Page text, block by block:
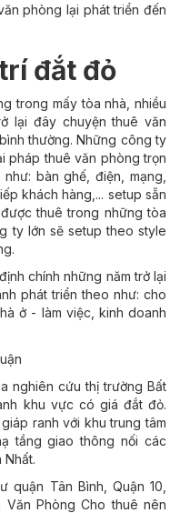
phòng lại phát triển đến
đắt đỏ
trong mấy tòa nhà, nhiều
lại đây chuyện thuê văn
thường. Những công ty
pháp thuê văn phòng trọn
bàn ghế, điện, mạng,
khách hàng,... setup sẵn
thuê trong những tòa
ty lớn sẽ setup theo style
chính những năm trở lại
phát triển theo như: cho
ở - làm việc, kinh doanh
nghiên cứu thị trường Bất
khu vực có giá đắt đỏ.
ranh với khu trung tâm
tầng giao thông nối các
Nhất.
quận Tân Bình, Quận 10,
Văn Phòng Cho thuê nên